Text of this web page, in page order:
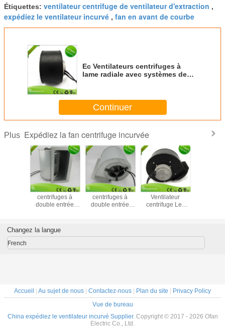
Étiquettes: ventilateur centrifuge de ventilateur d'extraction ,
expédiez le ventilateur incurvé , fan en avant de courbe
Ec Ventilateurs centrifuges à
lame radiale avec systèmes de
Continuer
Plus Expédiez la fan centrifuge incurvée
EC Ventilateurs
centrifuges à
double entrée
purificateur d'air
Ventilateurs
centrifuges à
double entrée
180 mm EC
Ventilateur
centrifuge Les
ventilation des
Changez la langue
French
Accueil Au sujet de nous Contactez-nous Plan du site
Privacy Policy
Vue de bureau
China expédiez le ventilateur incurvé Supplier. Copyright © 2017 - 2026 Ofan
Electric Co., Ltd.